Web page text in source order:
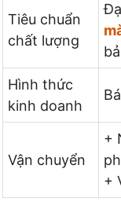
Tiêu chuẩn
chất lượng
Hình thức
kinh doanh
Vận chuyển
+
+